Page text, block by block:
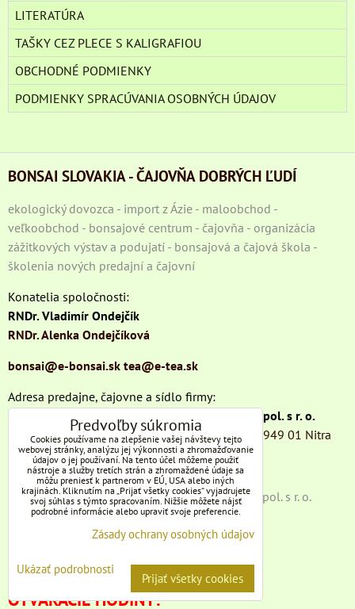
LITERATÚRA
TAŠKY CEZ PLECE S KALIGRAFIOU
OBCHODNÉ PODMIENKY
PODMIENKY SPRACÚVANIA OSOBNÝCH ÚDAJOV
BONSAI SLOVAKIA - ČAJOVŇA DOBRÝCH ĽUDÍ
ekologický dovozca - import z Ázie - maloobchod -
veľkoobchod - bonsajové centrum - čajovňa - organizácia
zážitkových výstav a podujatí - bonsajová a čajová škola -
školenia nových predajní a čajovní
Konatelia spoločnosti:
RNDr. Vladimír Ondejčík
RNDr. Alenka Ondejčíková
bonsai@e-bonsai.sk tea@e-tea.sk
Adresa predajne, čajovne a sídlo firmy:
BONSAI SLOVAKIA - ČAJOVŇA DOBRÝCH ĽUDÍ, spol. s r. o.
Pri synagóge 1387/3, Staré Mesto - pešia zóna, 949 01 Nitra
Telefón: +421 37 6522 582
BONSAI SLOVAKIA - ČAJOVŇA DOBRÝCH ĽUDÍ, spol. s r. o.
IČ DPH: SK 2021399908
OTVÁRACIE HODINY:
Predvoľby súkromia
Cookies používame na zlepšenie vašej návštevy tejto
webovej stránky, analýzu jej výkonnosti a zhromažďovanie
údajov o jej používaní. Na tento účel môžeme použiť
nástroje a služby tretích strán a zhromaždené údaje sa
môžu preniesť k partnerom v EÚ, USA alebo iných
krajinách. Kliknutím na „Prijať všetky cookies“ vyjadrujete
svoj súhlas s týmto spracovaním. Nižšie môžete nájsť
podrobné informácie alebo upraviť svoje preferencie.
Zásady ochrany osobných údajov
Ukázať podrobnosti
Prijať všetky cookies